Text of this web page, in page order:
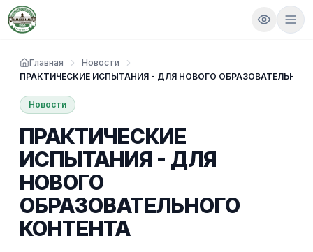
Главная
Новости
ПРАКТИЧЕСКИЕ ИСПЫТАНИЯ - ДЛЯ НОВОГО
Новости
ПРАКТИЧЕСКИЕ
ИСПЫТАНИЯ - ДЛЯ
НОВОГО
ОБРАЗОВАТЕЛЬНОГО
КОНТЕНТА